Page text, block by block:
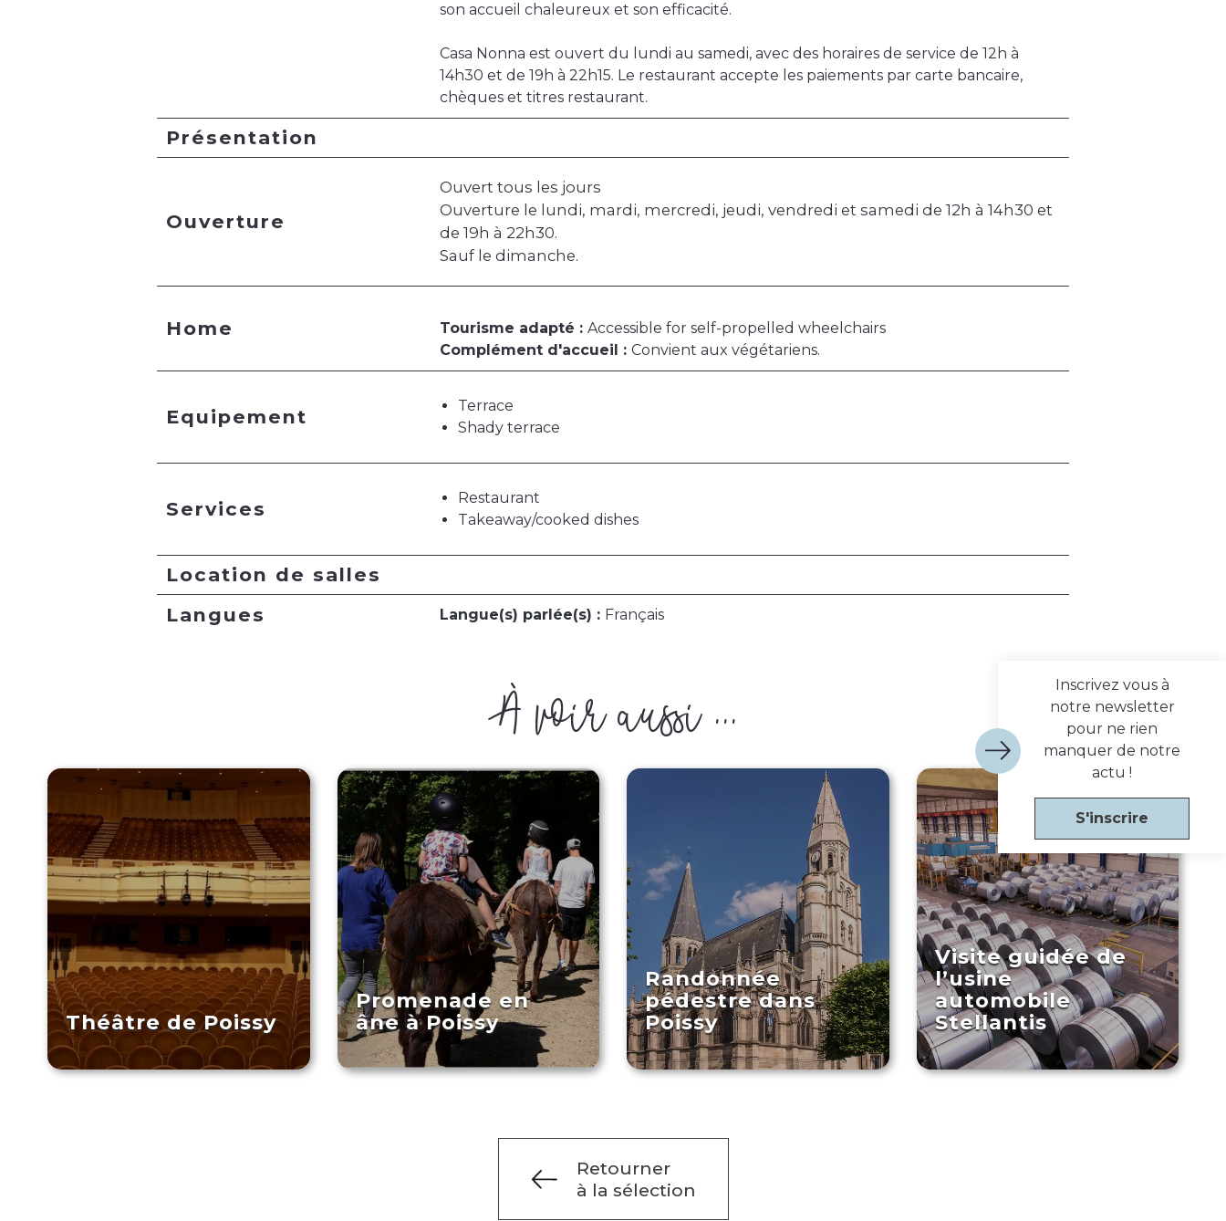
son accueil chaleureux et son efficacité.
Casa Nonna est ouvert du lundi au samedi, avec des horaires de service de 12h à
14h30 et de 19h à 22h15. Le restaurant accepte les paiements par carte bancaire,
chèques et titres restaurant.
Présentation
Ouverture
Ouvert tous les jours
Ouverture le lundi, mardi, mercredi, jeudi, vendredi et samedi de 12h à 14h30 et
de 19h à 22h30.
Sauf le dimanche.
Home Tourisme adapté : Accessible for self-propelled wheelchairs
Complément d'accueil : Convient aux végétariens.
Equipement
Terrace
Shady terrace
Services
Restaurant
Takeaway/cooked dishes
Location de salles
Langues
Langue(s) parlée(s) : Français
À voir aussi ...
Théâtre de Poissy
Promenade en
âne à Poissy
Randonnée
pédestre dans
Poissy
Visite guidée de
l’usine
automobile
Stellantis
Retourner
à la sélection
Inscrivez vous à
notre newsletter
pour ne rien
manquer de notre
actu !
S'inscrire